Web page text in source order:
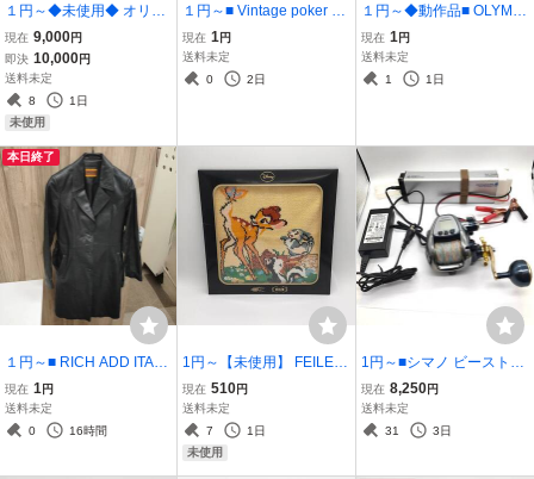
１円～◆未使用◆ オリエ
ンタルランド 株主優待券
株主用パスポート 1枚 デ
ィズニーランド ディズニ
ーシー 2027年8月31日ま
で【13361】
現在 9,000円
即決 10,000円
送料未定
8
1日
未使用
１円～■ Vintage poker dic
e ヴィンテージ ポーカ
ーダイス 【13174】
現在 1円
送料未定
0
2日
１円～◆動作品■ OLYMP
US ボイスレコーダー Voi
ce-Trek V-872 【13289】
現在 1 円
送料未定
1
1日
本日終了
１円～■ RICH ADD ITALY
極上 柔らか 羊革 ラムレザ
ー（ 55）85-92-155 SS
本革 黒 ブラック 【1292
現在 1 円
送料未定
0
16時間
1円～【未使用】 FEILER
BEAMS コラボ ディズニ
ー コラボ バンビ ハンドタ
オル ハンカチ ビームス
【13331】
現在 510円
送料未定
7
1日
未使用
1円～■シマノ ビーストマ
スター 3000 SHIMANO
BEASTMASTER 電動リー
ル / 八洲電業Fishing CUB
現在 8,250円
送料未定
31
3日